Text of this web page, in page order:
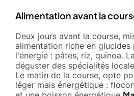
Alimentation avant la
Deux jours avant la course,
alimentation riche en
l'énergie : pâtes, riz, quinoa.
déguster des spécialités
Le matin de la course, opte
léger mais énergétique :